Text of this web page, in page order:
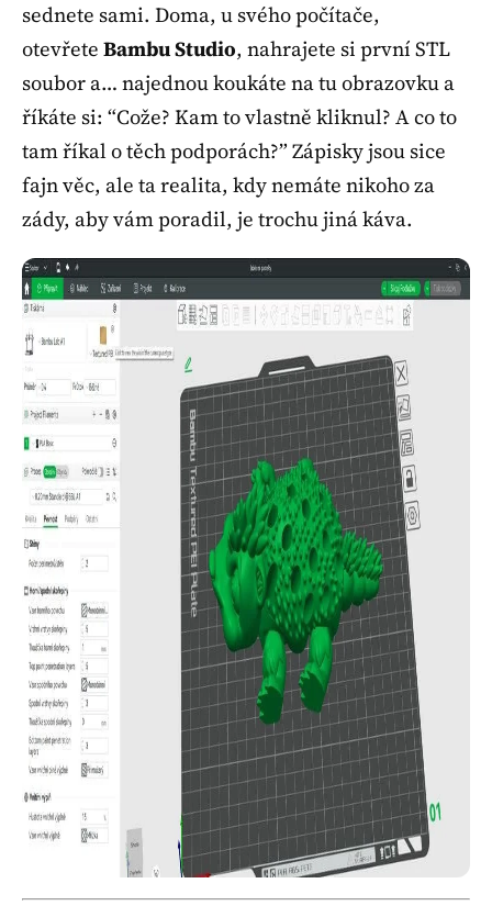
sednete sami. Doma, u svého počítače,
otevřete Bambu Studio, nahrajete si první STL
soubor a… najednou koukáte na tu obrazovku a
říkáte si: “Cože? Kam to vlastně kliknul? A co to
tam říkal o těch podporách?” Zápisky jsou sice
fajn věc, ale ta realita, kdy nemáte nikoho za
zády, aby vám poradil, je trochu jiná káva.